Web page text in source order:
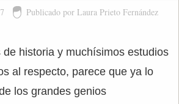
Publicado por Laura Prieto Fernández
de historia y muchísimos estudios
al respecto, parece que ya lo
los grandes genios